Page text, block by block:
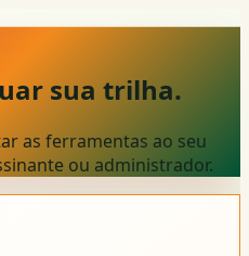
sua trilha.
as ferramentas ao seu
ou administrador.